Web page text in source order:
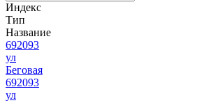
Индекс
Тип
Название
692093
ул
Беговая
692093
ул